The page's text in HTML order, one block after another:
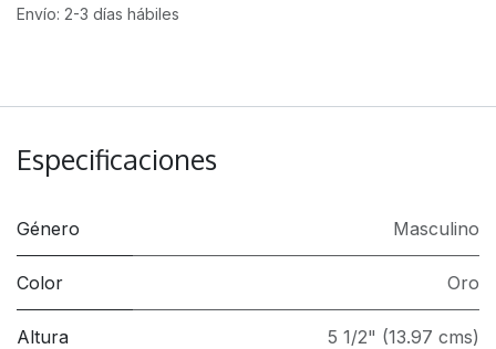
Envío: 2-3 días hábiles
Especificaciones
Género Masculino
Color Oro
Altura 5 1/2" (13.97 cms)